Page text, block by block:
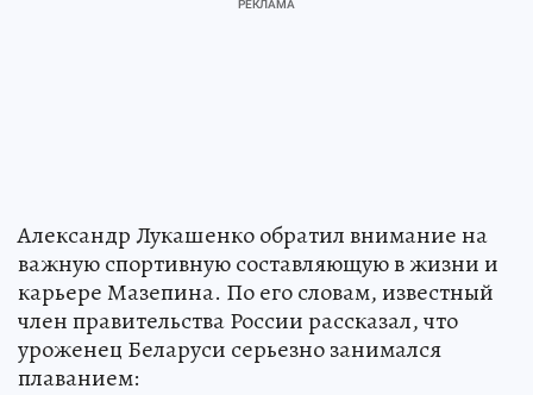
Александр Лукашенко обратил внимание на
важную спортивную составляющую в жизни и
карьере Мазепина. По его словам, известный
член правительства России рассказал, что
уроженец Беларуси серьезно занимался
плаванием: